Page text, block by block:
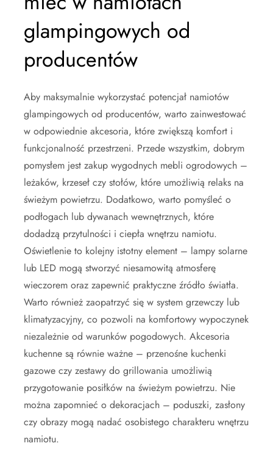
glampingowych od
producentów
Aby maksymalnie wykorzystać potencjał namiotów
glampingowych od producentów, warto zainwestować
w odpowiednie akcesoria, które zwiększą komfort i
funkcjonalność przestrzeni. Przede wszystkim, dobrym
pomysłem jest zakup wygodnych mebli ogrodowych –
leżaków, krzeseł czy stołów, które umożliwią relaks na
świeżym powietrzu. Dodatkowo, warto pomyśleć o
podłogach lub dywanach wewnętrznych, które
dodadzą przytulności i ciepła wnętrzu namiotu.
Oświetlenie to kolejny istotny element – lampy solarne
lub LED mogą stworzyć niesamowitą atmosferę
wieczorem oraz zapewnić praktyczne źródło światła.
Warto również zaopatrzyć się w system grzewczy lub
klimatyzacyjny, co pozwoli na komfortowy wypoczynek
niezależnie od warunków pogodowych. Akcesoria
kuchenne są równie ważne – przenośne kuchenki
gazowe czy zestawy do grillowania umożliwią
przygotowanie posiłków na świeżym powietrzu. Nie
można zapomnieć o dekoracjach – poduszki, zasłony
czy obrazy mogą nadać osobistego charakteru wnętrzu
namiotu.